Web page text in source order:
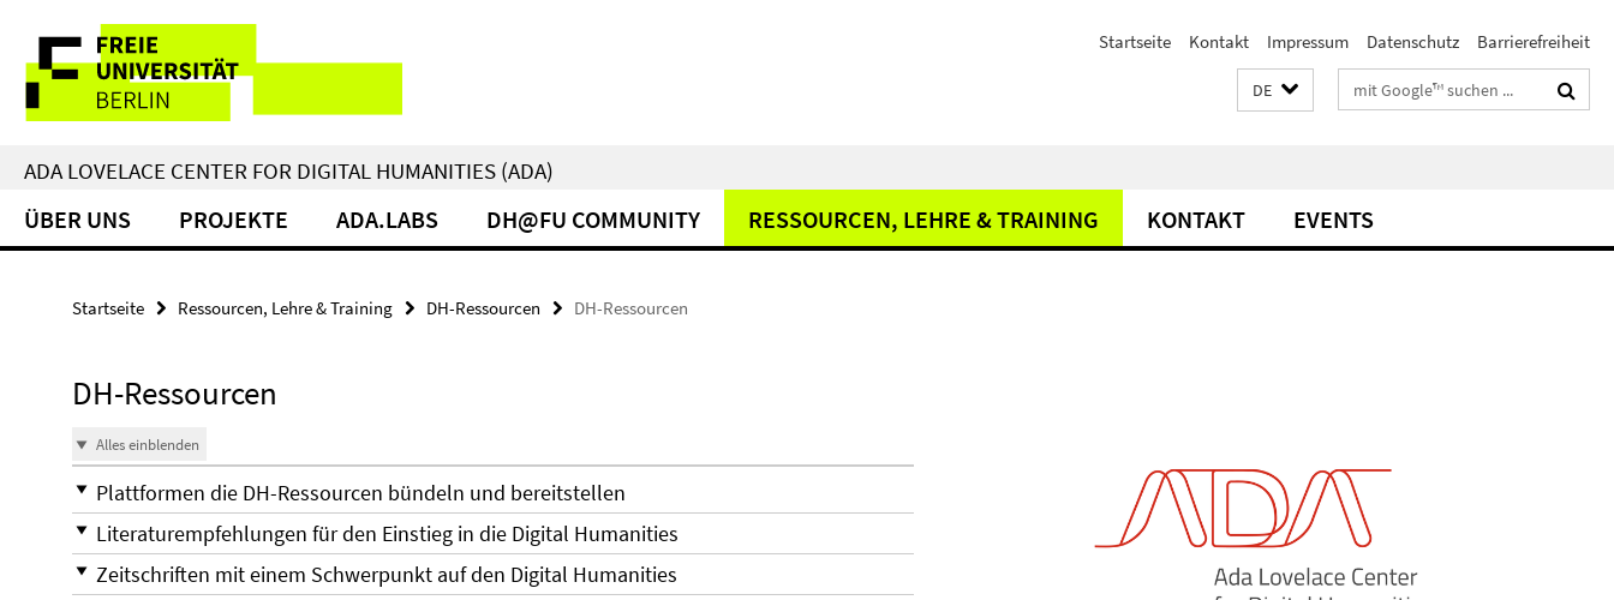
direkt
Inhalt
Service-
Navigation
Startseite Kontakt Impressum Datenschutz Barrierefreiheit
DE Suchbegriffe
ADA LOVELACE CENTER FOR DIGITAL HUMANITIES (ADA)
ÜBER UNS PROJEKTE ADA.LABS DH@FU COMMUNITY RESSOURCEN, LEHRE & TRAINING KONTAKT EVENTS
Startseite Ressourcen, Lehre & Training DH-Ressourcen DH-Ressourcen
DH-Ressourcen
Alles einblenden
Plattformen die DH-Ressourcen bündeln und bereitstellen
Literaturempfehlungen für den Einstieg in die Digital Humanities
Zeitschriften mit einem Schwerpunkt auf den Digital Humanities